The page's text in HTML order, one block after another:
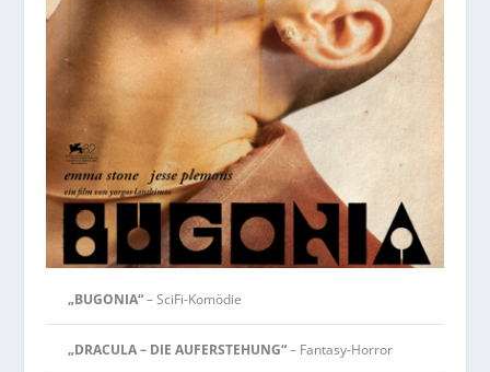
„BUGONIA“– SciFi-Komödie
„DRACULA – DIE AUFERSTEHUNG“– Fantasy-Horror